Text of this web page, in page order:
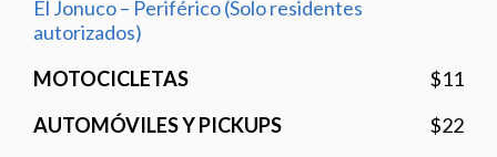
El Jonuco – Periférico (Solo residentes
autorizados)
$11
$22